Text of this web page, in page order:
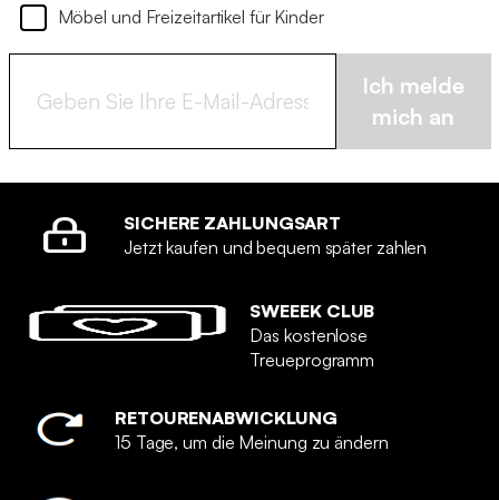
Möbel und Freizeitartikel für Kinder
Ich melde
mich an
SICHERE ZAHLUNGSART
Jetzt kaufen und bequem später zahlen
SWEEEK CLUB
Das kostenlose
Treueprogramm
RETOURENABWICKLUNG
15 Tage, um die Meinung zu ändern